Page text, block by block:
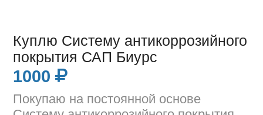
Куплю Систему антикоррозийного
покрытия САП Биурс
1000
Покупаю на постоянной основе